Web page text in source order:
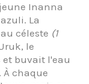
Inanna
La
céleste (1
le
buvait l'eau
À chaque